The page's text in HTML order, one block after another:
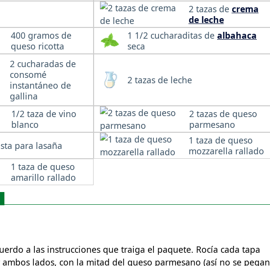
2 tazas de crema
de leche
400 gramos de
queso ricotta
1 1/2 cucharaditas de albahaca
seca
2 cucharadas de
consomé
instantáneo de
gallina
2 tazas de leche
1/2 taza de vino
blanco
2 tazas de queso
parmesano
para lasaña
1 taza de queso
mozzarella rallado
1 taza de queso
amarillo rallado
a las instrucciones que traiga el paquete. Rocía cada tapa
lados, con la mitad del queso parmesano (así no se pegan